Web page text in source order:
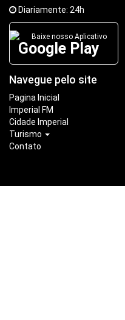
Diariamente: 24h
Baixe nosso Aplicativo
Google Play
Navegue pelo site
Pagina Inicial
Imperial FM
Cidade Imperial
Turismo
Contato